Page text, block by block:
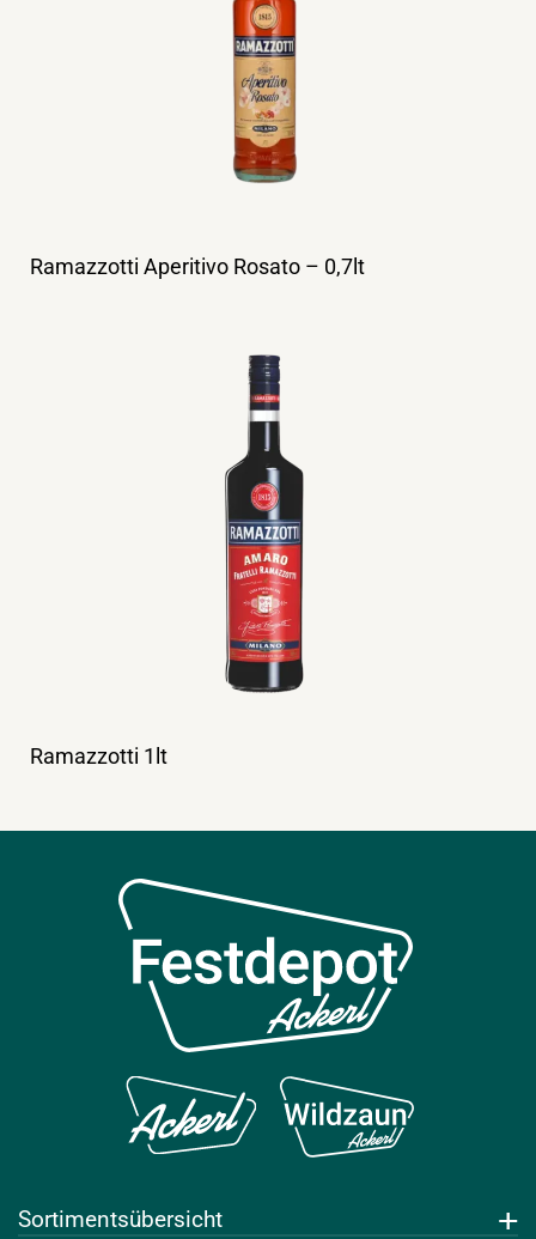
Ramazzotti Aperitivo Rosato – 0,7lt
Ramazzotti 1lt
Sortimentsübersicht